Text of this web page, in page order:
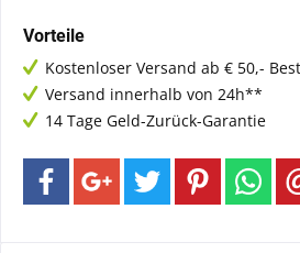
Vorteile
Kostenloser Versand ab € 50,-
Versand innerhalb von 24h**
14 Tage Geld-Zurück-Garantie